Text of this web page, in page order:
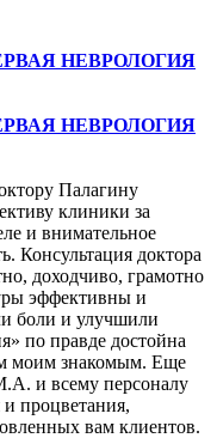
НЕВРОЛОГИЯ
НЕВРОЛОГИЯ
Палагину
клиники за
и внимательное
Консультация доктора
доходчиво, грамотно
эффективны и
боли и улучшили
по правде достойна
моим знакомым. Еще
и всему персоналу
процветания,
вам клиентов.